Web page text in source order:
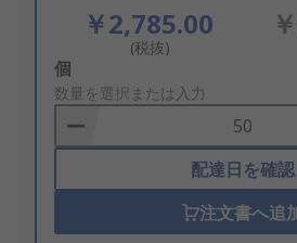
￥2,785.00
(税抜)
Add
to
Basket
個
数量を選択または入力
配達日を確認
注文書へ追